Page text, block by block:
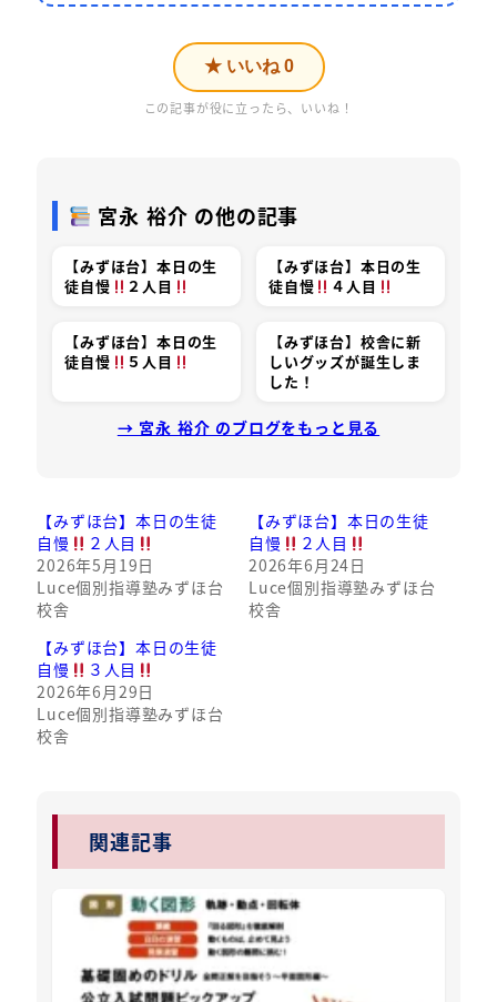
★ いいね 0
この記事が役に立ったら、いいね！
宮永 裕介 の他の記事
【みずほ台】本日の生
徒自慢
２人目
【みずほ台】本日の生
徒自慢
４人目
【みずほ台】本日の生
徒自慢
５人目
【みずほ台】校舎に新
しいグッズが誕生しま
した！
→ 宮永 裕介 のブログをもっと見る
【みずほ台】本日の生徒
自慢
２人目
2026年5月19日
Luce個別指導塾みずほ台
校舎
【みずほ台】本日の生徒
自慢
２人目
2026年6月24日
Luce個別指導塾みずほ台
校舎
【みずほ台】本日の生徒
自慢
３人目
2026年6月29日
Luce個別指導塾みずほ台
校舎
関連記事